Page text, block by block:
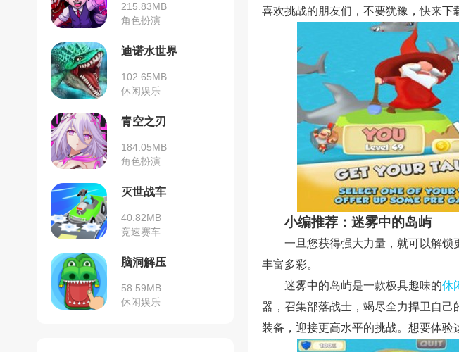
215.83MB
角色扮演
迪诺水世界
102.65MB
休闲娱乐
青空之刃
184.05MB
角色扮演
灭世战车
40.82MB
竞速赛车
脑洞解压
58.59MB
休闲娱乐
喜欢挑战的朋友们，不要犹豫，快来下
小编推荐：迷雾中的岛屿
一旦您获得强大力量，就可以解锁
丰富多彩。
迷雾中的岛屿是一款极具趣味的休
器，召集部落战士，竭尽全力捍卫自
装备，迎接更高水平的挑战。想要体验